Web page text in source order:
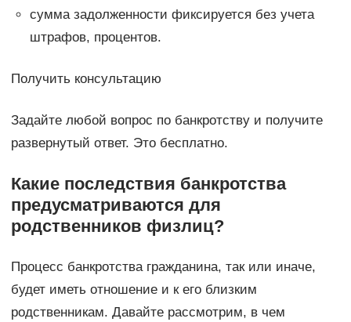
сумма задолженности фиксируется без учета
штрафов, процентов.
Получить консультацию
Задайте любой вопрос по банкротству и получите
развернутый ответ. Это бесплатно.
Какие последствия банкротства
предусматриваются для
родственников физлиц?
Процесс банкротства гражданина, так или иначе,
будет иметь отношение и к его близким
родственникам. Давайте рассмотрим, в чем